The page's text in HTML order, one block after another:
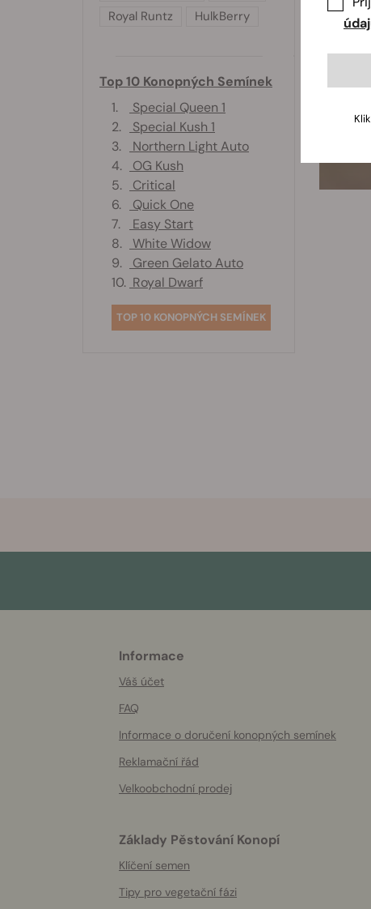
Royal Runtz
HulkBerry
Top 10 Konopných Semínek
1.
Special Queen 1
2.
Special Kush 1
3.
Northern Light Auto
4.
OG Kush
5.
Critical
6.
Quick One
7.
Easy Start
8.
White Widow
9.
Green Gelato Auto
10. Royal Dwarf
TOP 10 KONOPNÝCH SEMÍNEK
Informace
Váš účet
FAQ
Informace o doručení konopných semínek
Reklamační řád
Velkoobchodní prodej
Základy Pěstování Konopí
Klíčení semen
Tipy pro vegetační fázi